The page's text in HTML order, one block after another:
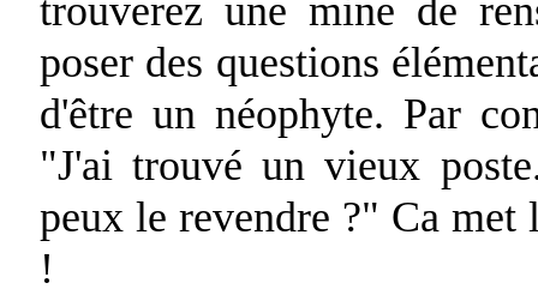
trouverez une mine de
poser des questions
d'être un néophyte. Par
"J'ai trouvé un vieux
peux le revendre ?" Ca met
!